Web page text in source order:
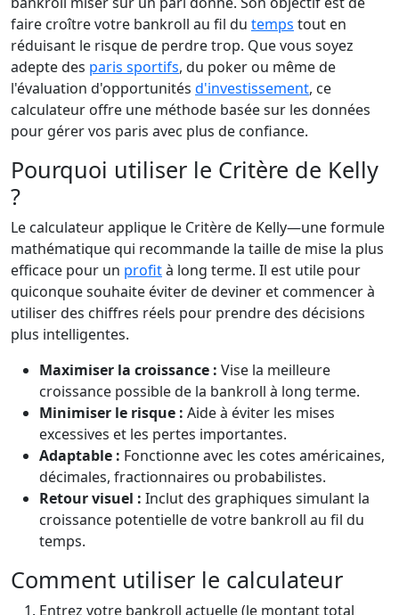
faire croître votre bankroll au fil du temps tout en
réduisant le risque de perdre trop. Que vous soyez
adepte des paris sportifs, du poker ou même de
l'évaluation d'opportunités d'investissement, ce
calculateur offre une méthode basée sur les données
pour gérer vos paris avec plus de confiance.
Pourquoi utiliser le Critère de Kelly
?
Le calculateur applique le Critère de Kelly—une formule
mathématique qui recommande la taille de mise la plus
efficace pour un profità long terme. Il est utile pour
quiconque souhaite éviter de deviner et commencer à
utiliser des chiffres réels pour prendre des décisions
plus intelligentes.
Maximiser la croissance : Vise la meilleure
croissance possible de la bankroll à long terme.
Minimiser le risque : Aide à éviter les mises
excessives et les pertes importantes.
Adaptable : Fonctionne avec les cotes américaines,
décimales, fractionnaires ou probabilistes.
Retour visuel : Inclut des graphiques simulant la
croissance potentielle de votre bankroll au fil du
temps.
Comment utiliser le calculateur
Entrez votre bankroll actuelle (le montant total